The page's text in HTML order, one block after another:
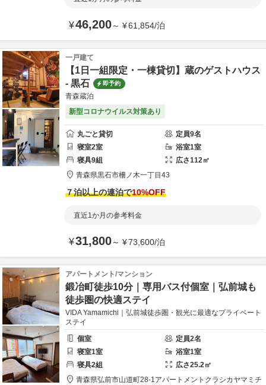
¥46,200～ ¥61,854/泊
一戸建て
【1日一組限定・一棟貸切】蔵のゲストハウス
- 黒石
即予約
青森蔵泊
新型コロナウイルス対策あり
丸ごと貸切 定員9名
寝室2室 浴室1室
寝具9組 広さ112㎡
青森県黒石市柵ノ木一丁目43
７泊以上の連泊で10%OFF
直近1か月の参考料金
¥31,800～ ¥73,600/泊
アパートメント/マンション
鍛冶町徒歩10分｜専用バス付個室｜弘前城も
徒歩圏の快適ステイ
VIDA Yamamichi｜弘前城徒歩圏・観光に最適なプライベート
ステイ
個室
定員2名
寝室1室 浴室1室
寝具2組 広さ25.2㎡
青森県弘前市山道町28-1アパートメントクラシカヤマミチ